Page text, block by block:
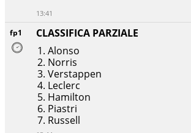
fp1
CLASSIFICA PARZIALE
Alonso
Norris
Verstappen
Leclerc
Hamilton
Piastri
Russell
13:41